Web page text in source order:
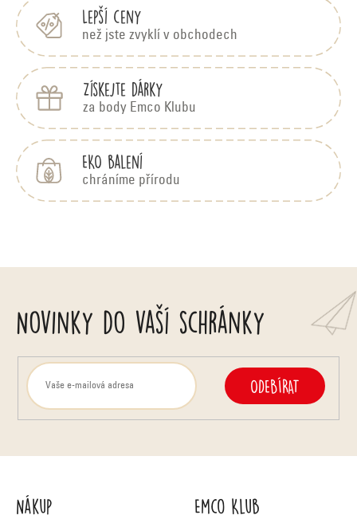
Lepší ceny
než jste zvyklí v obchodech
Získejte dárky
za body Emco Klubu
EKO balení
chráníme přírodu
Novinky do vaší schránky
ODEBÍRAT
Nákup Emco Klub